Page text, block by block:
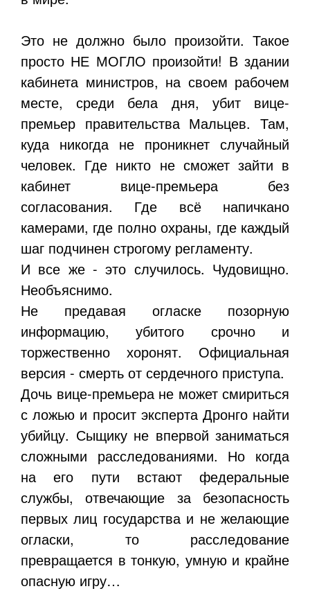
Это не должно было произойти. Такое
просто НЕ МОГЛО произойти! В здании
кабинета министров, на своем рабочем
месте, среди бела дня, убит вице-
премьер правительства Мальцев. Там,
куда никогда не проникнет случайный
человек. Где никто не сможет зайти в
кабинет вице-премьера без
согласования. Где всё напичкано
камерами, где полно охраны, где каждый
шаг подчинен строгому регламенту.
И все же - это случилось. Чудовищно.
Необъяснимо.
Не предавая огласке позорную
информацию, убитого срочно и
торжественно хоронят. Официальная
версия - смерть от сердечного приступа.
Дочь вице-премьера не может смириться
с ложью и просит эксперта Дронго найти
убийцу. Сыщику не впервой заниматься
сложными расследованиями. Но когда
на его пути встают федеральные
службы, отвечающие за безопасность
первых лиц государства и не желающие
огласки, то расследование
превращается в тонкую, умную и крайне
опасную игру…